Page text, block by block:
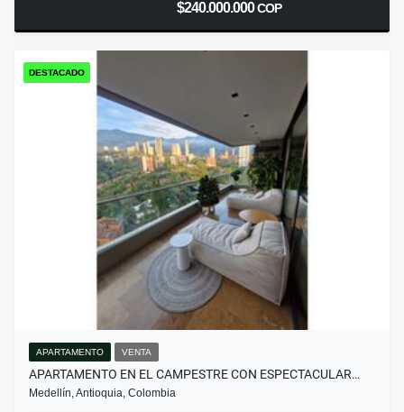
$240.000.000COP
DESTACADO
APARTAMENTO VENTA
APARTAMENTO EN EL CAMPESTRE CON ESPECTACULAR…
Medellín, Antioquia, Colombia